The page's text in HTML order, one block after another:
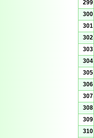
299
300
301
302
303
304
305
306
307
308
309
310